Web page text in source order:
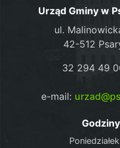
Urząd Gminy w
ul.
42-512
32 294 49
e-mail:
Poniedziałek